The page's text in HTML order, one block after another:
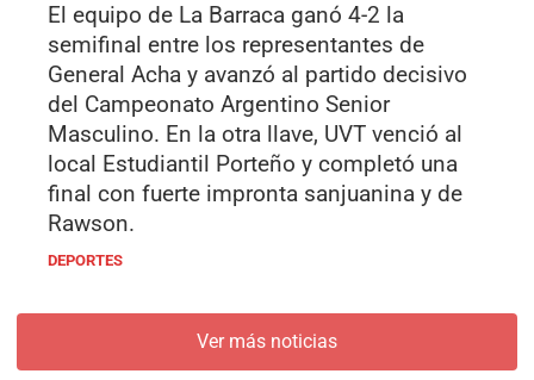
El equipo de La Barraca ganó 4-2 la
semifinal entre los representantes de
General Acha y avanzó al partido decisivo
del Campeonato Argentino Senior
Masculino. En la otra llave, UVT venció al
local Estudiantil Porteño y completó una
final con fuerte impronta sanjuanina y de
Rawson.
DEPORTES
Ver más noticias